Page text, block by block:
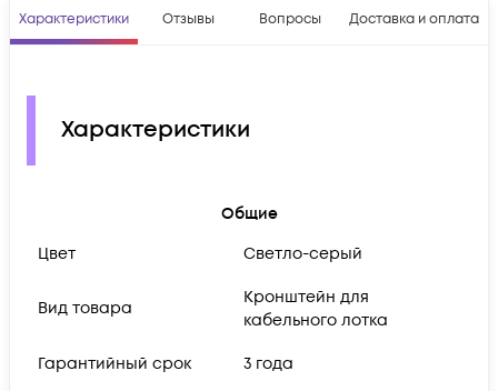
Характеристики Отзывы Вопросы Доставка и оплата
Характеристики
Общие
Цвет
Светло-серый
Вид товара
Кронштейн для
кабельного лотка
Гарантийный срок 3 года